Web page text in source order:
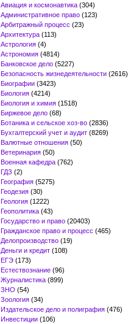
Авиация и космонавтика (304)
Административное право (123)
Арбитражный процесс (23)
Архитектура (113)
Астрология (4)
Астрономия (4814)
Банковское дело (5227)
Безопасность жизнедеятельности (2616)
Биографии (3423)
Биология (4214)
Биология и химия (1518)
Биржевое дело (68)
Ботаника и сельское хоз-во (2836)
Бухгалтерский учет и аудит (8269)
Валютные отношения (50)
Ветеринария (50)
Военная кафедра (762)
ГДЗ (2)
География (5275)
Геодезия (30)
Геология (1222)
Геополитика (43)
Государство и право (20403)
Гражданское право и процесс (465)
Делопроизводство (19)
Деньги и кредит (108)
ЕГЭ (173)
Естествознание (96)
Журналистика (899)
ЗНО (54)
Зоология (34)
Издательское дело и полиграфия (476)
Инвестиции (106)